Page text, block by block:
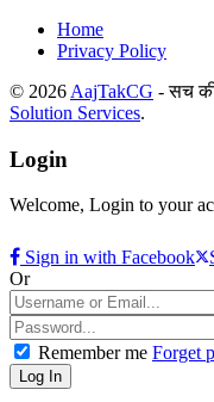
Home
Privacy Policy
© 2026 AajTakCG - सच
Solution Services.
Login
Welcome, Login to your
Sign in with Facebook
Or
Remember me Forget